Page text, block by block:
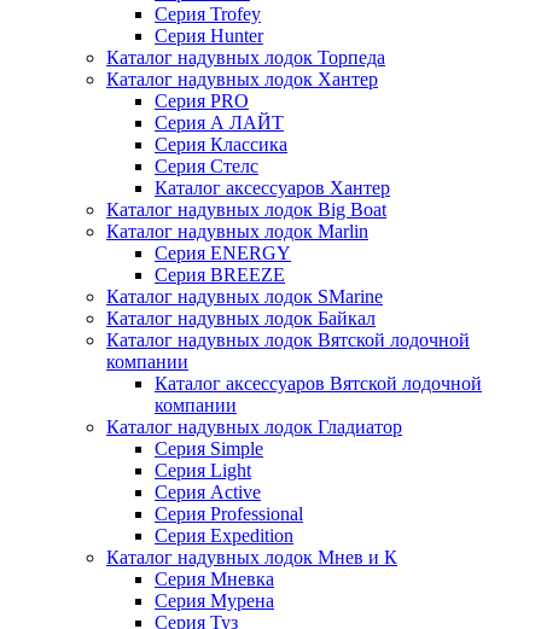
Серия Trofey
Серия Hunter
Каталог надувных лодок Торпеда
Каталог надувных лодок Хантер
Серия PRO
Серия А ЛАЙТ
Серия Классика
Серия Стелс
Каталог аксессуаров Хантер
Каталог надувных лодок Big Boat
Каталог надувных лодок Marlin
Серия ENERGY
Серия BREEZE
Каталог надувных лодок SMarine
Каталог надувных лодок Байкал
Каталог надувных лодок Вятской лодочной
компании
Каталог аксессуаров Вятской лодочной
компании
Каталог надувных лодок Гладиатор
Серия Simple
Серия Light
Серия Active
Серия Professional
Серия Expedition
Каталог надувных лодок Мнев и К
Серия Мневка
Серия Мурена
Серия Туз